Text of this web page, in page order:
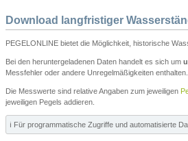
Download langfristiger
PEGELONLINE bietet die Möglichkeit, historische
Bei den heruntergeladenen Daten handelt es sich um
Messfehler oder andere Unregelmäßigkeiten enthalten.
Die Messwerte sind relative Angaben zum jeweiligen
jeweiligen Pegels addieren.
ℹ️ Für programmatische Zugriffe und automatisierte